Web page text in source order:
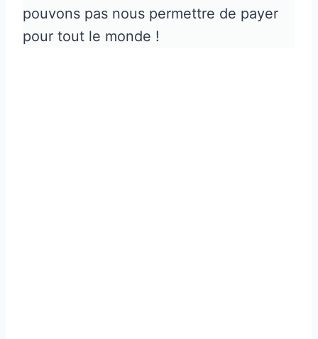
pouvons pas nous permettre de payer
pour tout le monde !